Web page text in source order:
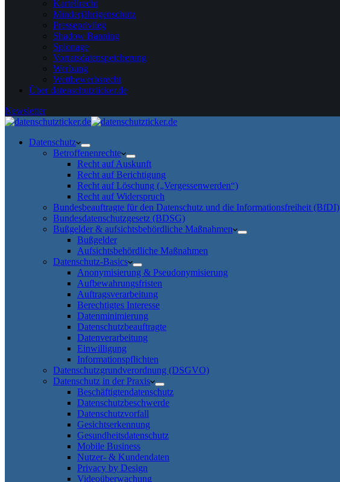
Kartellrecht
Minderjährigenschutz
Presseprivileg
Shadow Banning
Spionage
Vorratsdatenspeicherung
Werbung
Wettbewerbsrecht
Über datenschutzticker.de
Newsletter
Datenschutz
Betroffenenrechte
Recht auf Auskunft
Recht auf Berichtigung
Recht auf Löschung („Vergessenwerden“)
Recht auf Widerspruch
Bundesbeauftragte für den Datenschutz und die Informationsfreiheit (BfDI)
Bundesdatenschutzgesetz (BDSG)
Bußgelder & aufsichtsbehördliche Maßnahmen
Bußgelder
Aufsichtsbehördliche Maßnahmen
Datenschutz-Basics
Anonymisierung & Pseudonymisierung
Aufbewahrungsfristen
Auftragsverarbeitung
Berechtigtes Interesse
Datenminimierung
Datenschutzbeauftragte
Datenverarbeitung
Einwilligung
Informationspflichten
Datenschutzgrundverordnung (DSGVO)
Datenschutz in der Praxis
Beschäftigtendatenschutz
Datenschutzbeschwerde
Datenschutzvorfall
Gesichtserkennung
Gesundheitsdatenschutz
Mobile Business
Nutzer- & Kundendaten
Privacy by Design
Videoüberwachung